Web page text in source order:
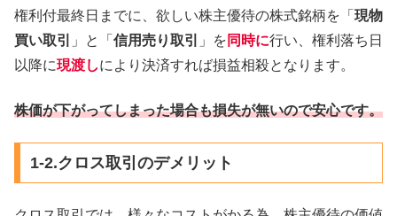
権利付最終日までに、欲しい株主優待の株式銘柄を「 現物
買い取引
」と「 信用売り取引 」を 同時に行い、権利落ち日
以降に現渡しにより決済すれば損益相殺となります。
株価が下がってしまった場合も損失が無いので安心です。
1-2.クロス取引のデメリット